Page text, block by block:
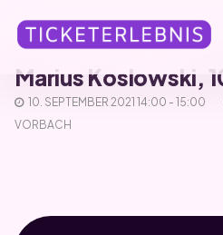
Marius Koslowski,
10. SEPTEMBER 2021 14:00 - 15:00
VORBACH